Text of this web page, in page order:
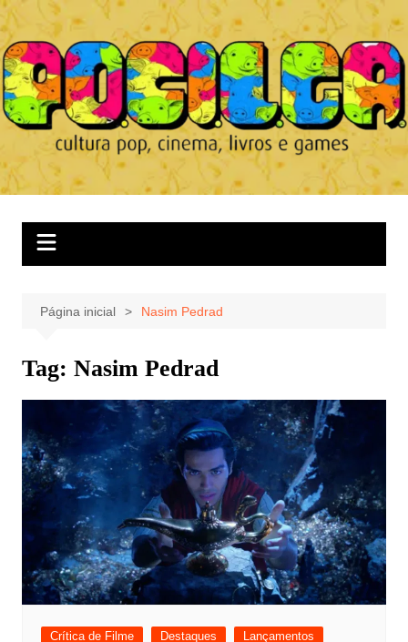
Ir
para
o
conteúdo
Página inicial Nasim Pedrad
Tag: Nasim Pedrad
Crítica de Filme Destaques Lançamentos